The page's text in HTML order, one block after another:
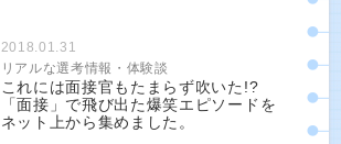
2018.01.31
リアルな選考情報・体験談
これには面接官もたまらず吹いた!?
「面接」で飛び出た爆笑エピソードを
ネット上から集めました。